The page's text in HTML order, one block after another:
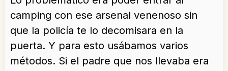
camping con ese arsenal venenoso sin
que la policía te lo decomisara en la
puerta. Y para esto usábamos varios
métodos. Si el padre que nos llevaba era